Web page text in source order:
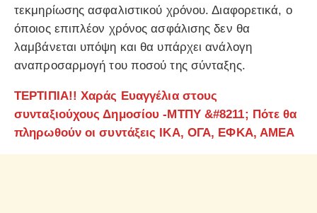
τεκμηρίωσης ασφαλιστικού χρόνου. Διαφορετικά, ο
όποιος επιπλέον χρόνος ασφάλισης δεν θα
λαμβάνεται υπόψη και θα υπάρχει ανάλογη
αναπροσαρμογή του ποσού της σύνταξης.
ΤΕΡΤΙΠΙΑ!! Χαράς Ευαγγέλια στους
συνταξιούχους Δημοσίου -ΜΤΠΥ &#8211; Πότε θα
πληρωθούν οι συντάξεις ΙΚΑ, ΟΓΑ, ΕΦΚΑ, ΑΜΕΑ